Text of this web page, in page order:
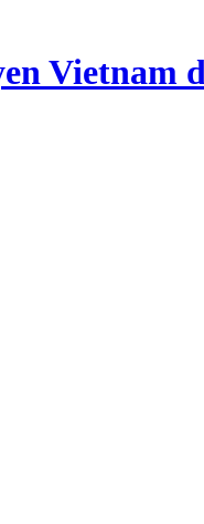
Vietnam